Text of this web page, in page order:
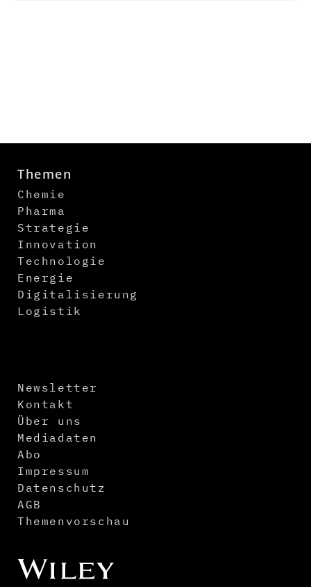
Themen
Chemie
Pharma
Strategie
Innovation
Technologie
Energie
Digitalisierung
Logistik
Newsletter
Kontakt
Über uns
Mediadaten
Abo
Impressum
Datenschutz
AGB
Themenvorschau